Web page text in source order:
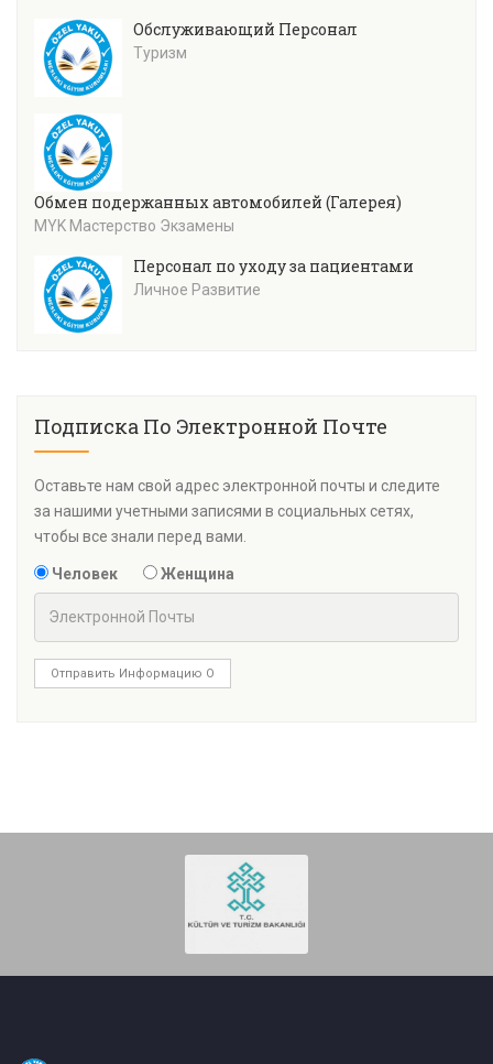
Обслуживающий Персонал
Туризм
Обмен подержанных автомобилей (Галерея)
MYK Мастерство Экзамены
Персонал по уходу за пациентами
Личное Развитие
Подписка По Электронной Почте
Оставьте нам свой адрес электронной почты и следите
за нашими учетными записями в социальных сетях,
чтобы все знали перед вами.
Человек Женщина
Отправить Информацию О